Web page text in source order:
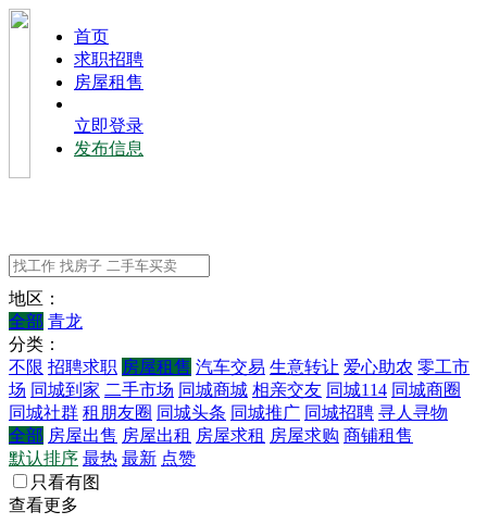
⾸⻚
求职招聘
房屋租售
立即登录
发布信息
地区：
全部 青龙
分类：
不限 招聘求职 房屋租售 汽车交易 生意转让 爱心助农 零工市
场 同城到家 二手市场 同城商城 相亲交友 同城114 同城商圈
同城社群 租朋友圈 同城头条 同城推广 同城招聘 寻人寻物
全部 房屋出售 房屋出租 房屋求租 房屋求购 商铺租售
默认排序 最热 最新 点赞
只看有图
查看更多